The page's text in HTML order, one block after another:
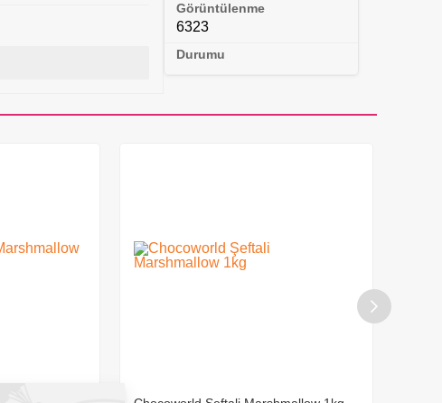
Görüntülenme
6323
Durumu